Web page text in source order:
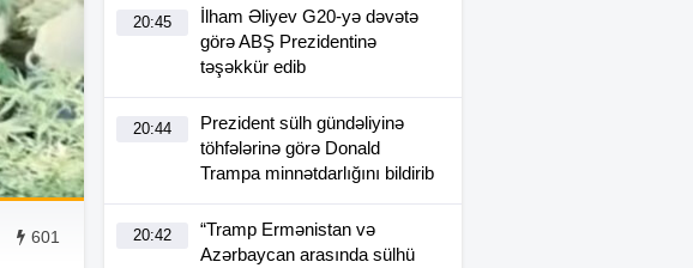
601
20:45
İlham Əliyev G20-yə dəvətə
görə ABŞ Prezidentinə
təşəkkür edib
20:44
Prezident sülh gündəliyinə
töhfələrinə görə Donald
Trampa minnətdarlığını bildirib
20:42
“Tramp Ermənistan və
Azərbaycan arasında sülhü